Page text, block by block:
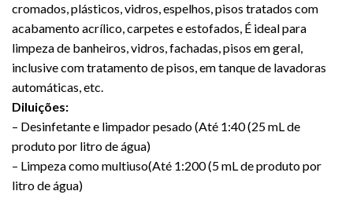
cromados, plásticos, vidros, espelhos, pisos tratados com
acabamento acrílico, carpetes e estofados, É ideal para
limpeza de banheiros, vidros, fachadas, pisos em geral,
inclusive com tratamento de pisos, em tanque de lavadoras
automáticas, etc.
Diluições:
– Desinfetante e limpador pesado (Até 1:40 (25 mL de
produto por litro de água)
– Limpeza como multiuso(Até 1:200 (5 mL de produto por
litro de água)